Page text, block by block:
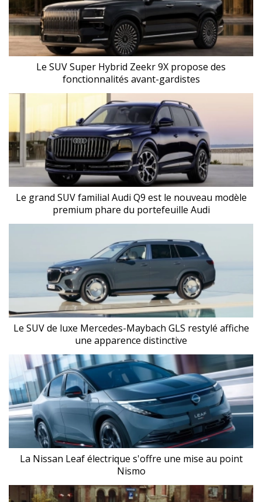
Le SUV Super Hybrid Zeekr 9X propose des
fonctionnalités avant-gardistes
Le grand SUV familial Audi Q9 est le nouveau modèle
premium phare du portefeuille Audi
Le SUV de luxe Mercedes-Maybach GLS restylé affiche
une apparence distinctive
La Nissan Leaf électrique s'offre une mise au point
Nismo